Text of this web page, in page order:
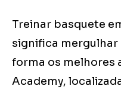
Treinar basquete
significa
forma os melhores
Academy,